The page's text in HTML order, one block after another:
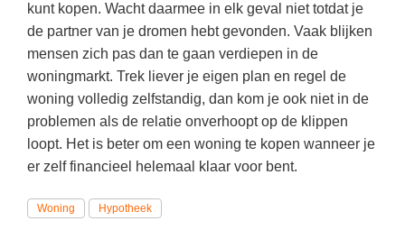
Kleurplaten
Mediawijsheid
Nieuws
Onderwijsprijs
Schoolspullen
MEER...
AI voor het onderwijs
Kruiswoordpuzzels
Onderwijslonen
Vrijeschoolonderwijs
Montessori onderwijs
Jenaplanonderwijs
kunt kopen. Wacht daarmee in elk geval niet totdat je
de partner van je dromen hebt gevonden. Vaak blijken
mensen zich pas dan te gaan verdiepen in de
woningmarkt. Trek liever je eigen plan en regel de
woning volledig zelfstandig, dan kom je ook niet in de
problemen als de relatie onverhoopt op de klippen
loopt. Het is beter om een woning te kopen wanneer je
er zelf financieel helemaal klaar voor bent.
Woning Hypotheek